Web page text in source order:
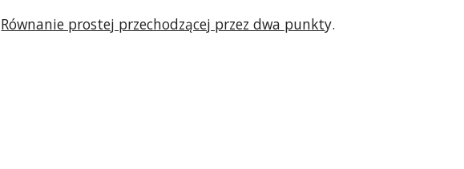
Równanie prostej przechodzącej przez dwa punkty.